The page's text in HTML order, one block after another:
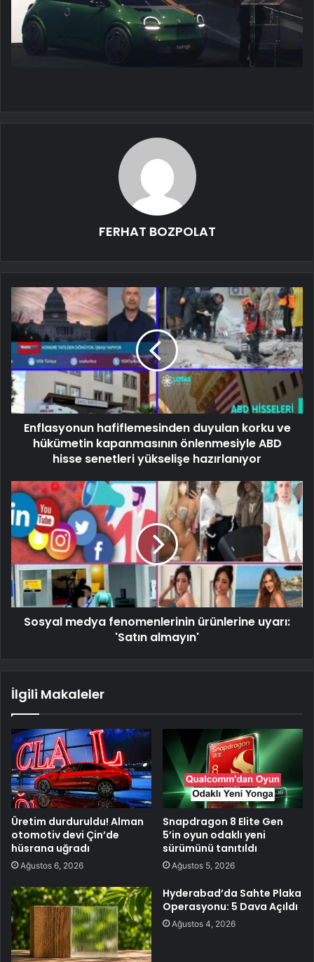
FERHAT BOZPOLAT
Enflasyonun hafiflemesinden duyulan korku ve
hükümetin kapanmasının önlenmesiyle ABD
hisse senetleri yükselişe hazırlanıyor
Sosyal medya fenomenlerinin ürünlerine uyarı:
'Satın almayın'
İlgili Makaleler
Üretim durduruldu! Alman
otomotiv devi Çin’de
hüsrana uğradı
Ağustos 6, 2026
Snapdragon 8 Elite Gen
5’in oyun odaklı yeni
sürümünü tanıtıldı
Ağustos 5, 2026
Hyderabad’da Sahte Plaka
Operasyonu: 5 Dava Açıldı
Ağustos 4, 2026